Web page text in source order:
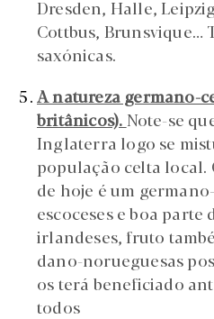
Dresden, Halle,
Cottbus, Brunsvique…
saxónicas.
A natureza germano-
britânicos). Note-se
Inglaterra logo se
população celta local.
de hoje é um
escoceses e boa parte
irlandeses, fruto
dano-norueguesas
os terá beneficiado
todos